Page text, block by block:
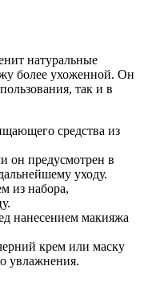
натуральные
более ухоженной. Он
так и в
средства из
он предусмотрен в
уходу.
из набора,
нанесением макияжа
крем или маску
увлажнения.